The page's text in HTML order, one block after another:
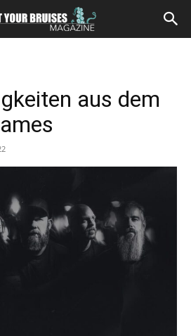
aus dem